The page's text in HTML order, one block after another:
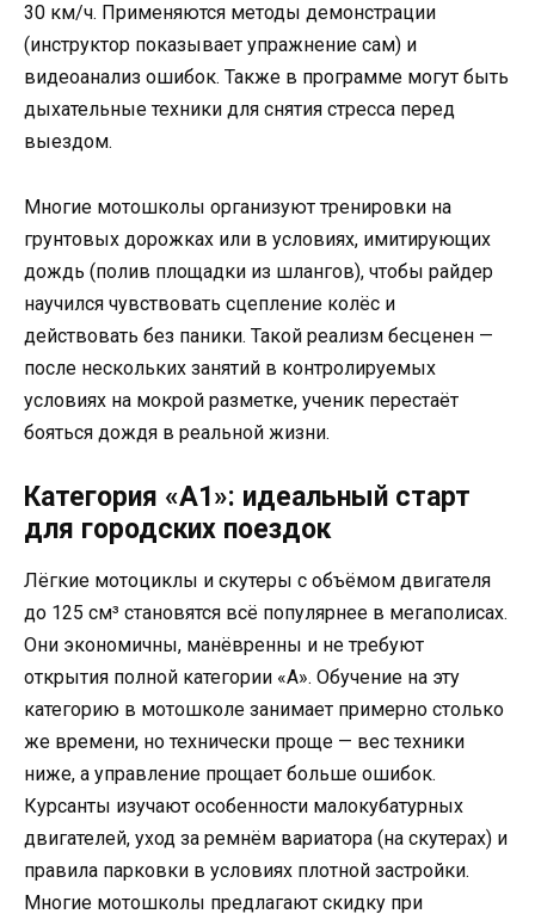
30 км/ч. Применяются методы демонстрации
(инструктор показывает упражнение сам) и
видеоанализ ошибок. Также в программе могут быть
дыхательные техники для снятия стресса перед
выездом.
Многие мотошколы организуют тренировки на
грунтовых дорожках или в условиях, имитирующих
дождь (полив площадки из шлангов), чтобы райдер
научился чувствовать сцепление колёс и
действовать без паники. Такой реализм бесценен —
после нескольких занятий в контролируемых
условиях на мокрой разметке, ученик перестаёт
бояться дождя в реальной жизни.
Категория «А1»: идеальный старт
для городских поездок
Лёгкие мотоциклы и скутеры с объёмом двигателя
до 125 см³ становятся всё популярнее в мегаполисах.
Они экономичны, манёвренны и не требуют
открытия полной категории «А». Обучение на эту
категорию в мотошколе занимает примерно столько
же времени, но технически проще — вес техники
ниже, а управление прощает больше ошибок.
Курсанты изучают особенности малокубатурных
двигателей, уход за ремнём вариатора (на скутерах) и
правила парковки в условиях плотной застройки.
Многие мотошколы предлагают скидку при